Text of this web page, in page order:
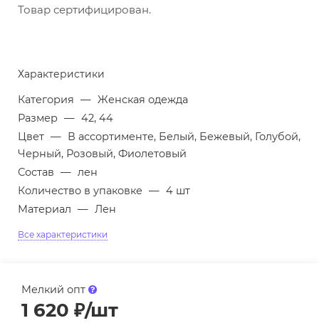
Товар сертифицирован.
Характеристики
Категория — Женская одежда
Размер — 42, 44
Цвет — В ассортименте, Белый, Бежевый, Голубой,
Черный, Розовый, Фиолетовый
Состав — лен
Количество в упаковке — 4 шт
Материал — Лен
Все характеристики
Мелкий опт
1 620 ₽/шт